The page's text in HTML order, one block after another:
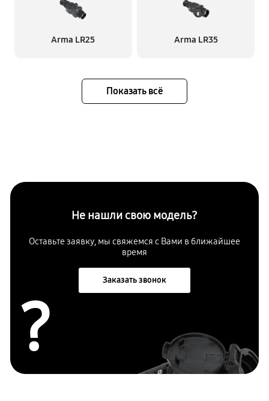
Arma LR25 Arma LR35
Показать всё
Не нашли свою модель?
Оставьте заявку, мы свяжемся с Вами в ближайшее
время
Заказать звонок
?